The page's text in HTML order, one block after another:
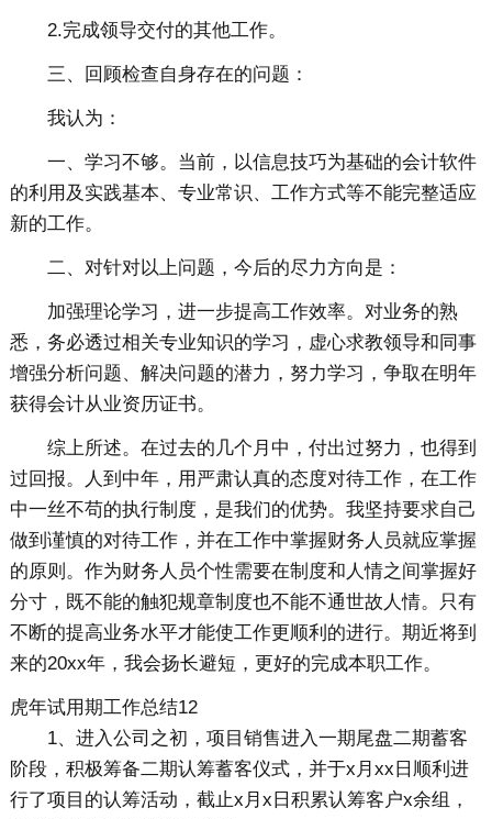
2.完成领导交付的其他工作。
三、回顾检查自身存在的问题：
我认为：
一、学习不够。当前，以信息技巧为基础的会计软件
的利用及实践基本、专业常识、工作方式等不能完整适应
新的工作。
二、对针对以上问题，今后的尽力方向是：
加强理论学习，进一步提高工作效率。对业务的熟
悉，务必透过相关专业知识的学习，虚心求教领导和同事
增强分析问题、解决问题的潜力，努力学习，争取在明年
获得会计从业资历证书。
综上所述。在过去的几个月中，付出过努力，也得到
过回报。人到中年，用严肃认真的态度对待工作，在工作
中一丝不苟的执行制度，是我们的优势。我坚持要求自己
做到谨慎的对待工作，并在工作中掌握财务人员就应掌握
的原则。作为财务人员个性需要在制度和人情之间掌握好
分寸，既不能的触犯规章制度也不能不通世故人情。只有
不断的提高业务水平才能使工作更顺利的进行。期近将到
来的20xx年，我会扬长避短，更好的完成本职工作。
虎年试用期工作总结12
1、进入公司之初，项目销售进入一期尾盘二期蓄客
阶段，积极筹备二期认筹蓄客仪式，并于x月xx日顺利进
行了项目的认筹活动，截止x月x日积累认筹客户x余组，